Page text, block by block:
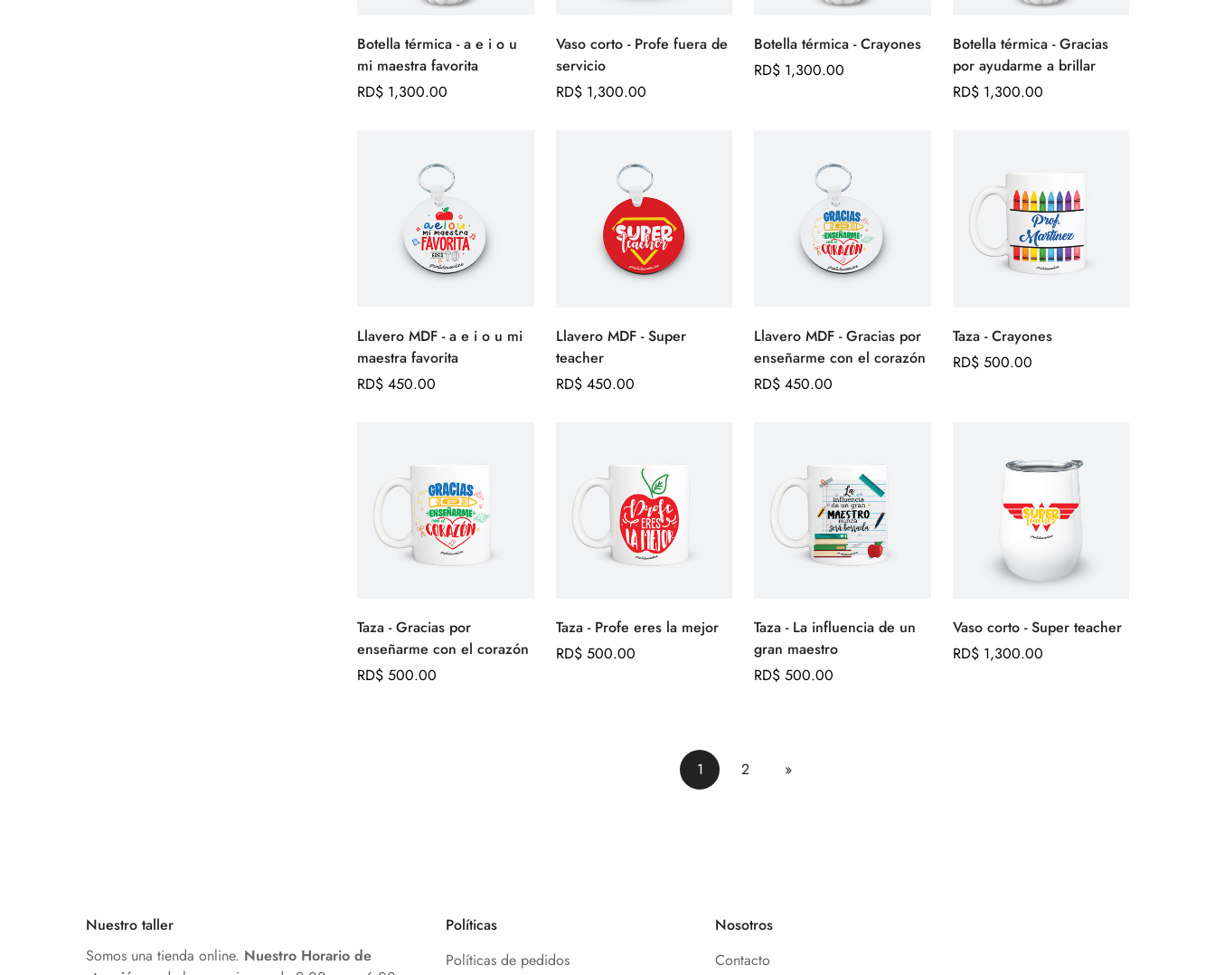
Agregar
rápido
Botella térmica - a e i o u
mi maestra favorita
Precio
RD$ 1,300.00
Seleccione
Vaso corto - Profe fuera de
servicio
Precio
RD$ 1,300.00
Agregar
rápido
Botella térmica - Crayones
Precio
RD$ 1,300.00
Agregar
rápido
Botella térmica - Gracias
por ayudarme a brillar
Precio
RD$ 1,300.00
Agregar
rápido
Llavero MDF - a e i o u mi
maestra favorita
Precio
RD$ 450.00
Seleccione
Llavero MDF - Super
teacher
Precio
RD$ 450.00
Agregar
rápido
Llavero MDF - Gracias por
enseñarme con el corazón
Precio
RD$ 450.00
Agregar
rápido
Taza - Crayones
Precio
RD$ 500.00
Agregar
rápido
Taza - Gracias por
enseñarme con el corazón
Precio
RD$ 500.00
Agregar
rápido
Taza - Profe eres la mejor
Precio
RD$ 500.00
Agregar
rápido
Taza - La influencia de un
gran maestro
Precio
RD$ 500.00
Agregar
rápido
Vaso corto - Super teacher
Precio
RD$ 1,300.00
1 2 »
Nuestro taller
Somos una tienda online. Nuestro Horario de
Políticas
Políticas de pedidos
Nosotros
Contacto
Are you 18 years old or older?
No, I'm not